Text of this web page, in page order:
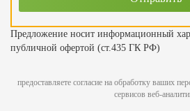
Предложение носит информационный
публичной офертой (ст.435 ГК РФ)
предоставляете согласие на обработку ваших
сервисов веб-